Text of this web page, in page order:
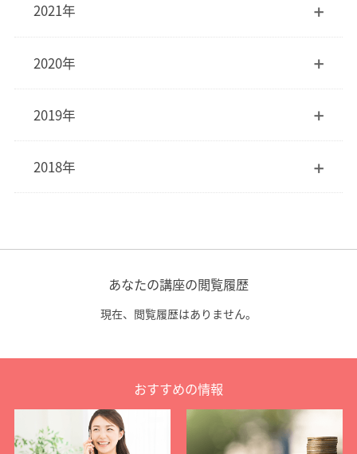
2021年
2020年
2019年
2018年
あなたの講座の閲覧履歴
現在、閲覧履歴はありません。
おすすめの情報